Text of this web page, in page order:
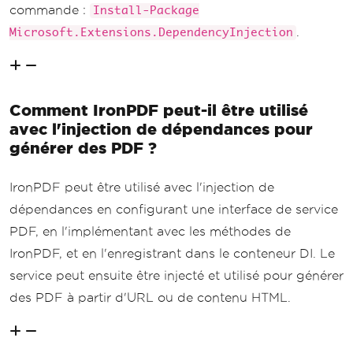
commande :
Install-Package
Microsoft.Extensions.DependencyInjection .
Comment IronPDF peut-il être utilisé
avec l'injection de dépendances pour
générer des PDF ?
IronPDF peut être utilisé avec l'injection de
dépendances en configurant une interface de service
PDF, en l'implémentant avec les méthodes de
IronPDF, et en l'enregistrant dans le conteneur DI. Le
service peut ensuite être injecté et utilisé pour générer
des PDF à partir d'URL ou de contenu HTML.